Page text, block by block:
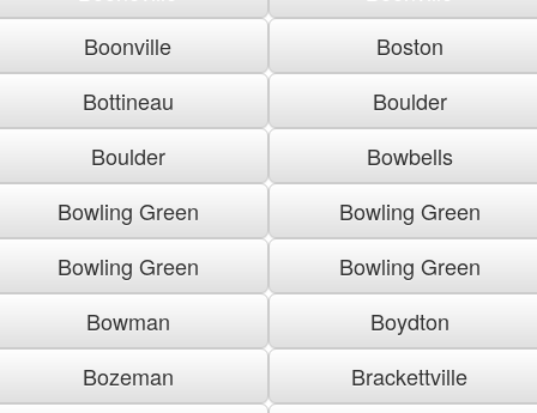
Boonville
Boston
Bottineau
Boulder
Boulder
Bowbells
Bowling Green
Bowling Green
Bowling Green
Bowling Green
Bowman
Boydton
Bozeman
Brackettville